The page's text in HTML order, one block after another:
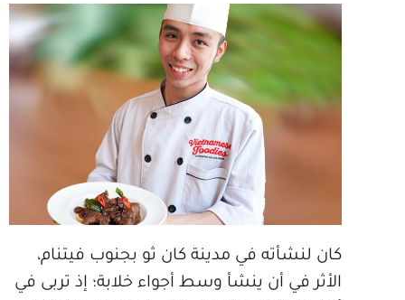
كان لنشأته في مدينة كان ثو بجنوب فيتنام،
الأثر في أن ينشأ وسط أجواء خلابة؛ إذ تربى في